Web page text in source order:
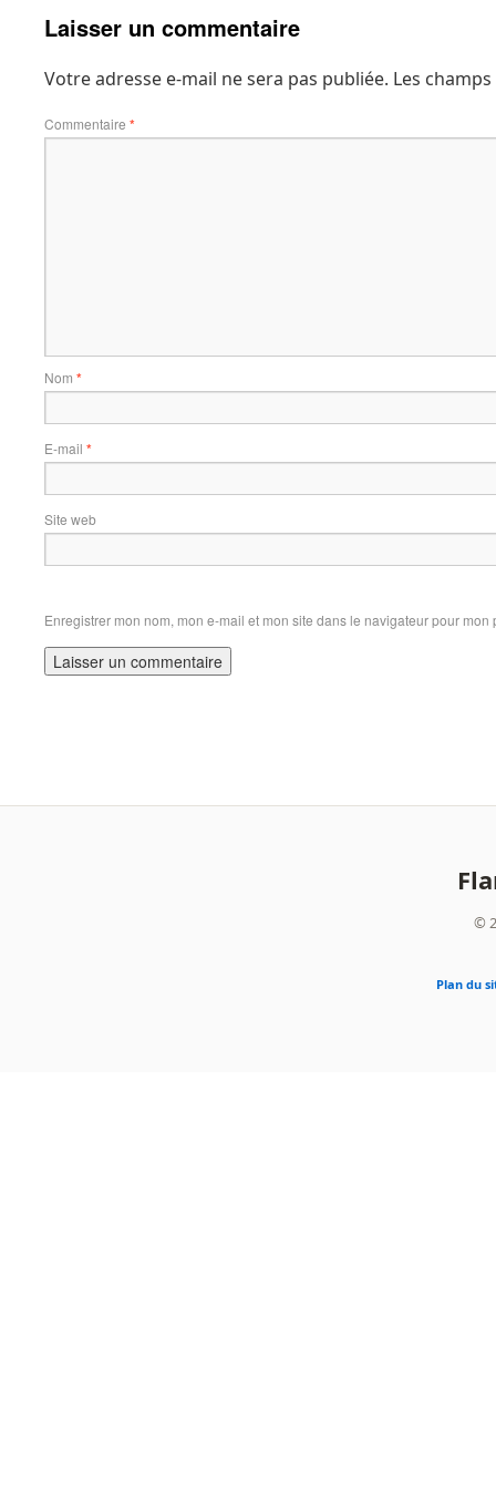
Laisser un commentaire
Votre adresse e-mail ne sera pas publiée. Les
Commentaire *
Nom *
E-mail *
Site web
Enregistrer mon nom, mon e-mail et mon site dans le navigateur pour
©
Plan du